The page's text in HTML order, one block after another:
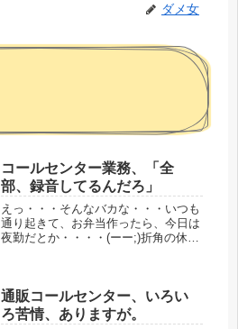
ダメ女
コールセンター業務、「全
部、録音してるんだろ」
えっ・・・そんなバカな・・・いつも
通り起きて、お弁当作ったら、今日は
夜勤だとか・・・・(ーー;)折角の休
ちてたのだけど(^_^;)家庭内ホ...
通販コールセンター、いろい
ろ苦情、ありますが。